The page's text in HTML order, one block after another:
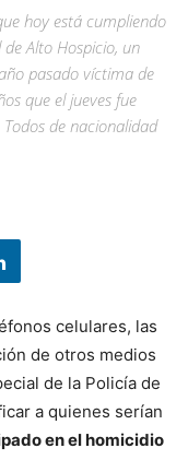
hoy está cumpliendo
Alto Hospicio, un
pasado víctima de
que el jueves fue
de nacionalidad
celulares, las
de otros medios
de la Policía de
a quienes serían
en el homicidio